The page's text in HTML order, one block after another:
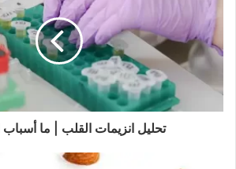
ل
ت
تحليل انزيمات القلب | ما أسباب